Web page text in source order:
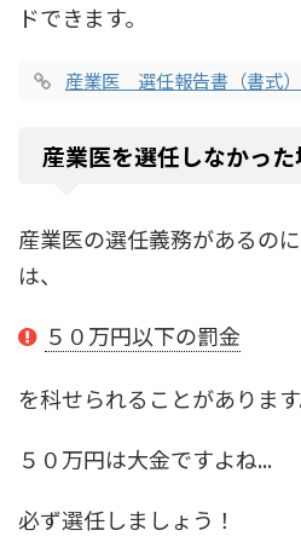
ドできます。
産業医 選任報告書（書式
産業医を選任しなかっ
産業医の選任義務があるの
は、
５０万円以下の罰金
を科せられることがあります
５０万円は大金ですよね...
必ず選任しましょう！